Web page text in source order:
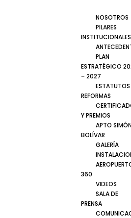
NOSOTROS
PILARES
INSTITUCIONALES
PLAN
ESTRATÉGICO
– 2027
ESTATUTOS
REFORMAS
Y PREMIOS
APTO
BOLÍVAR
GALERÍA
360
VIDEOS
SALA DE
PRENSA